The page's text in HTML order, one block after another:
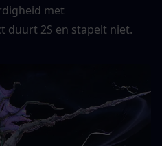
met
duurt 2S en stapelt niet.